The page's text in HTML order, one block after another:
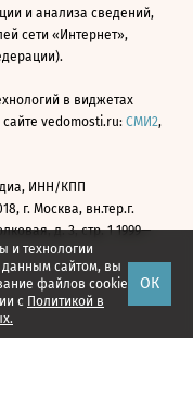
и технологии
данным сайтом, вы
файлов cookie
с Политикой в
ОК
и анализа сведений,
сети «Интернет»,
в виджетах
vedomosti.ru: СМИ2,
ИНН/КПП
г. Москва, вн.тер.г.
д. 3, стр. 1 1999—